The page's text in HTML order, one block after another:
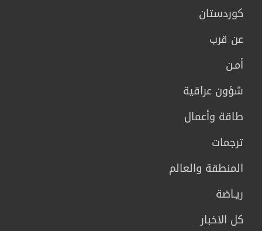
كوردستان
عن قرب
أمـن
شؤون عراقية
طاقة وأعمال
ترجمات
المنطقة والعالم
ريـاضة
كل الاخبار